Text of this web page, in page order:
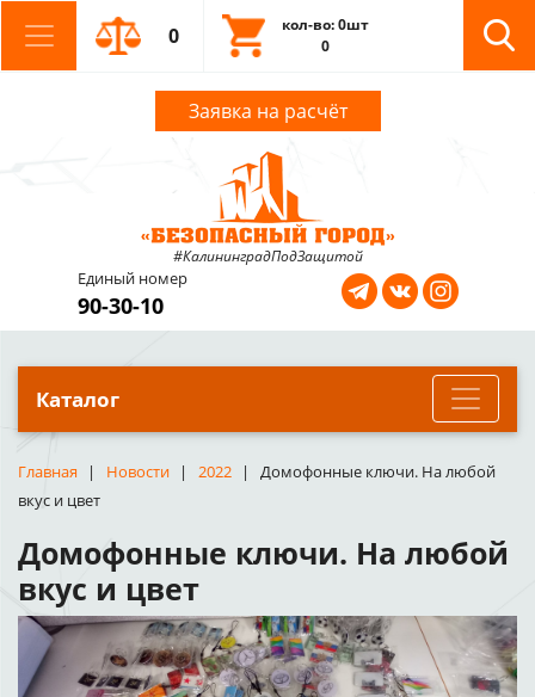
0
кол-во: 0шт
0
Заявка на расчёт
#КалининградПодЗащитой
Единый номер
90-30-10
Каталог
Главная Новости 2022
Домофонные ключи. На любой
вкус и цвет
Домофонные ключи. На любой
вкус и цвет